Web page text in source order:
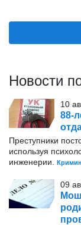
Новости
10
88-
Преступники
используя
инженерии.
09